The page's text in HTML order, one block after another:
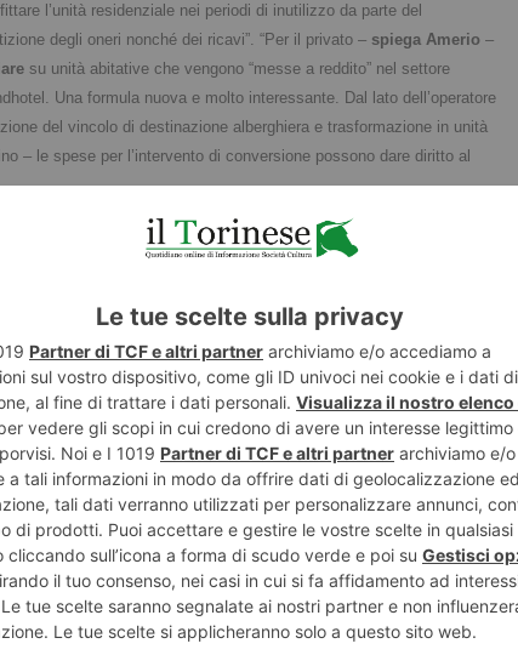
l’unità residenziale nei periodi di inutilizzo da parte del
degli oneri nonché dei ricavi”. “Per il privato – spiega Amerio –
su unità abitative che vengono “messe a reddito” nel settore
Una formula nuova e molto interessante. Dal lato dell’operatore
del vincolo di destinazione alberghiera e trasformazione in unità
– le spese per l’intervento di conversione possono dare diritto al